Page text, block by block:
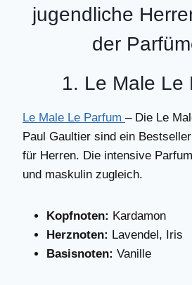
jugendliche
der
1. Le Male Le
Le Male Le Parfum – Die Le
Paul Gaultier sind ein
für Herren. Die intensive
und maskulin zugleich.
Kopfnoten: Kardamon
Herznoten: Lavendel, Iris
Basisnoten: Vanille